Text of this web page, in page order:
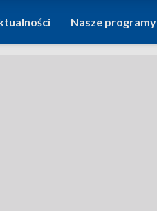
Nasze programy